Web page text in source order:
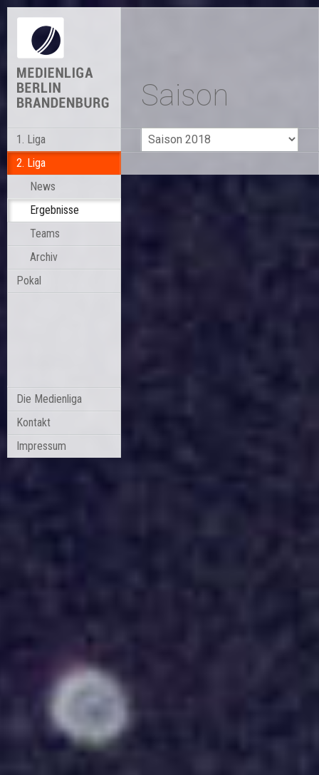
1. Liga
2. Liga
News
Ergebnisse
Teams
Archiv
Pokal
Die Medienliga
Kontakt
Impressum
Saison